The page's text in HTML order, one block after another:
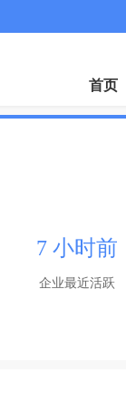
首页
7 小时前
企业最近活跃